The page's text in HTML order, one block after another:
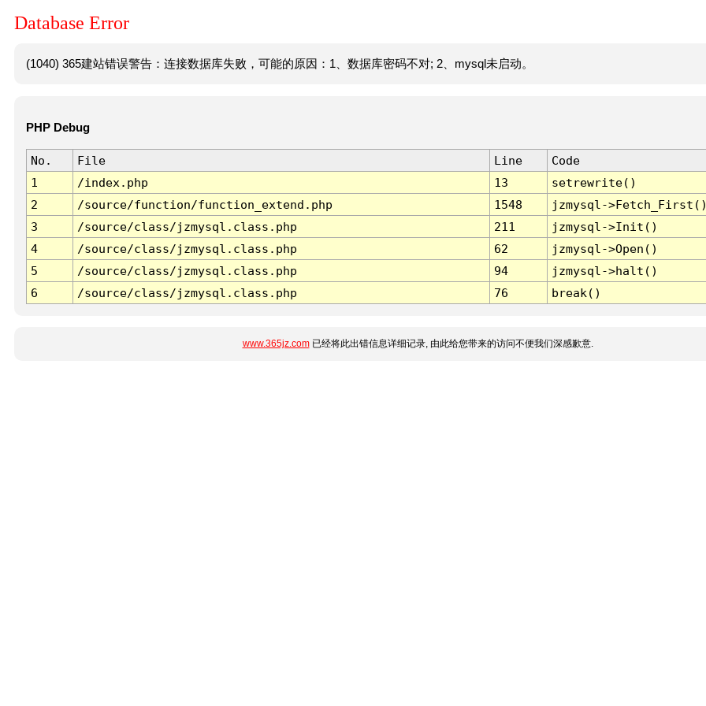
Database Error
(1040) 365建站错误警告：连接数据库失败，可能的原因：1、数据库密码不对; 2、mysql未启动。
PHP Debug
No. File Line
Code
1
/index.php 13
setrewrite()
2
/source/function/function_extend.php 1548
jzmysql-
3
/source/class/jzmysql.class.php 211
jzmysql->Init()
4
/source/class/jzmysql.class.php 62
jzmysql->Open()
5
/source/class/jzmysql.class.php 94
jzmysql->halt()
6
/source/class/jzmysql.class.php 76 break()
www.365jz.com已经将此出错信息详细记录, 由此给您带来的访问不便我们深感歉意.